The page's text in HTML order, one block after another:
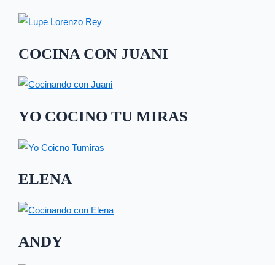
COCINA CON JUANI
YO COCINO TU MIRAS
ELENA
ANDY